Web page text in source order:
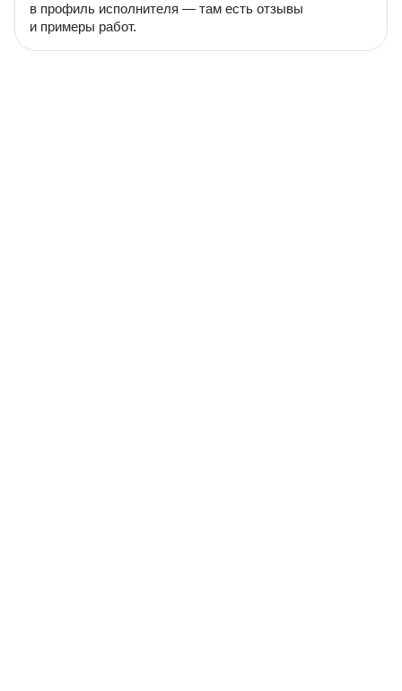
в профиль исполнителя — там есть отзывы
и примеры работ.